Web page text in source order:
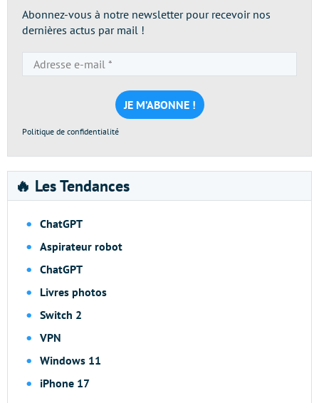
Abonnez-vous à notre newsletter pour recevoir nos
dernières actus par mail !
e-
mail
*
Politique de confidentialité
🔥 Les Tendances
ChatGPT
Aspirateur robot
ChatGPT
Livres photos
Switch 2
VPN
Windows 11
iPhone 17